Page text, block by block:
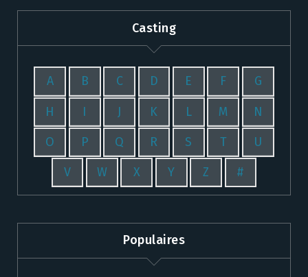
Casting
A B C D E F G
H I J K L M N
O P Q R S T U
V W X Y Z #
Populaires